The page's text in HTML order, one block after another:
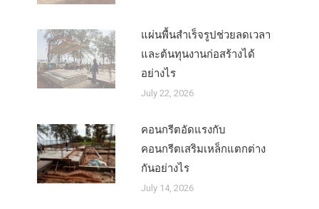
แผ่นพื้นสำเร็จรูปช่วยลดเวลา
และต้นทุนงานก่อสร้างได้
อย่างไร
July 22, 2026
คอนกรีตอัดแรงกับ
คอนกรีตเสริมเหล็กแตกต่าง
กันอย่างไร
July 14, 2026